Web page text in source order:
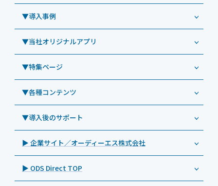
Windowsタブレット TW2A-N9LTA
Windowsタブレット TW2A-N9LT
Windowsタブレット TW2A-E9LT
Androidタブレット TA2C-NF8
Androidタブレット TA2C-NF8BL
Androidタブレット TA2C-CS8
Androidタブレット TA2C-CS8BL
Androidタブレット TA2C-DR94G
Androidタブレット TA2C-M8AC
Androidタブレット TA2C-M8
CRMシステム「カイゼンコール」
リペアサービス
教育機関向けiPad修理パック
社内ヘルプデスク代行サービス
教育機関向けiPad管理運用パック
教育機関向けICT支援ソリューション
教育機関向けネットワーク機器導入保守
キッティング
自治体向けDXソリューションサービス
法人向けiPad修理＆デバイス買取サービス
ODS（オーディーエス）
LG（エルジー）
ViewSonic（ビューソニック）
PHILIPS（フィリップス）
DynaScan（ダイナスキャン）
SAMSUNG（サムスン）
Goodview（グッドビュー）
Cloudpoint（クラウドポイント）
BenQ（ベンキュー）
Magconn（マグコン）
▼導入事例
事例：業務用タブレット端末
事例：業務用サイネージ・プロジェクター
事例：業務用オーディオ・その他AV機器
事例：サービス
▼当社オリジナルアプリ
サポート支援アプリ「ログ送信アプリ」
MDMアプリ「Tablet Control」
▼特集ページ
業務用タブレット
>特長1：USB Type-Aポート
>特長2：microHDMIポート
>特長3：AC常時給電タイプ
>飲食向けタブレット
>ホテル向けタブレット
▼各種コンテンツ
特集記事
製品カタログ
プレスリリース
製品写真
▼導入後のサポート
オーディーエスPCカスタマーセンター
▶ 企業サイト／オーディーエス株式会社
▶ ODS Direct TOP